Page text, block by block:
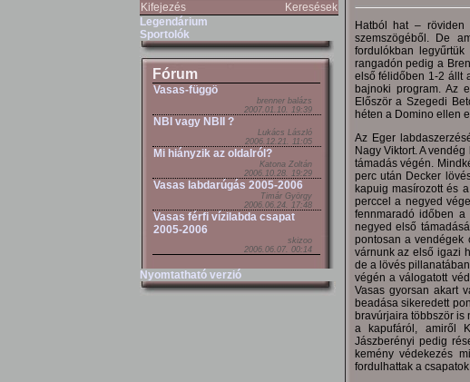
Kifejezés
Keresések
Legendárium
Sportolók
Fórum
Vasas-függö
brenner balázs
2007.01.10. 19:39
NBI vagy NBII ?
Lukács László
2006.12.21. 11:05
Mi hiányzik az oldalról?
Katona Zoltán
2006.10.28. 19:29
Vasas labdarúgás 2005-2006
Timár György
2006.06.24. 17:48
Vasas férfi vízilabda csapat
2005-2006
skizoo
2006.06.07. 00:14
Nyomtatható verzió
Hatból hat – röviden
szemszögéből. De
fordulókban
rangadón pedig a
első félidőben 1-2 állt
bajnoki program. Az
Először a Szegedi
héten a Domino ellen
Az Eger
Nagy Viktort. A
támadás végén.
perc után Decker
kapuig masírozott és
perccel a negyed
fennmaradó időben
negyed első
pontosan a vendégek
várnunk az első igazi
de a lövés
végén a válogatott
Vasas gyorsan akart
beadása sikeredett
bravúrjaira többször is
a kapufáról, amiről
Jászberényi pedig
kemény védekezés
fordulhattak a csapatok